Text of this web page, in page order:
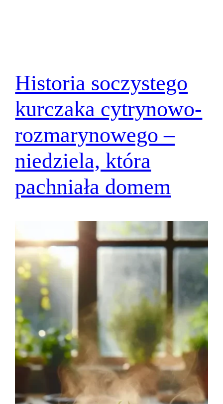
Historia soczystego
kurczaka cytrynowo-
rozmarynowego –
niedziela, która
pachniała domem